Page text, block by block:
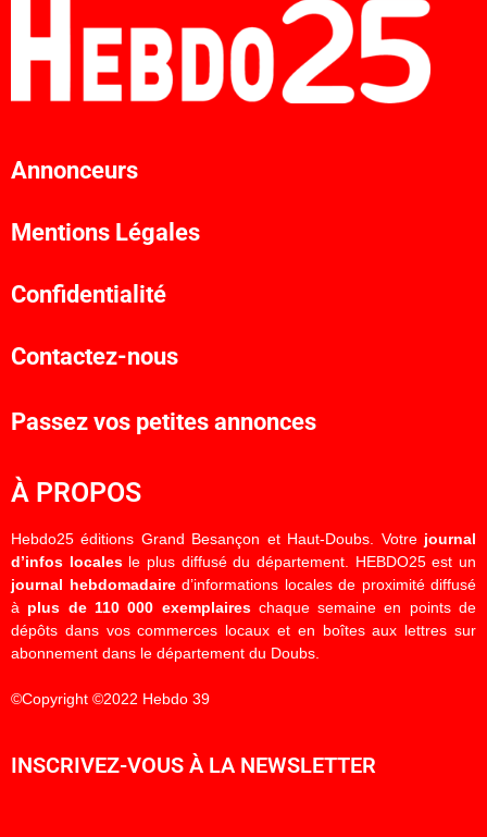
Annonceurs
Mentions Légales
Confidentialité
Contactez-nous
Passez vos petites annonces
À PROPOS
Hebdo25 éditions Grand Besançon et Haut-Doubs. Votre journal
d’infos localesle plus diffusé du département. HEBDO25 est un
journal hebdomadaired’informations locales de proximité diffusé
à plus de 110 000 exemplaireschaque semaine en points de
dépôts dans vos commerces locaux et en boîtes aux lettres sur
abonnement dans le département du Doubs.
©Copyright ©2022 Hebdo 39
INSCRIVEZ-VOUS À LA NEWSLETTER